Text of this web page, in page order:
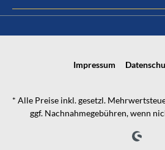
Impressum
* Alle Preise inkl. gesetzl.
ggf. Nachnahmegebühren, wenn